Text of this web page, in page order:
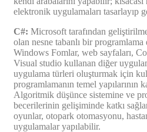
elektronik uygulamaları tasarlayıp
C#: Microsoft tarafından
olan nesne tabanlı bir
Windows Fomlar, web sayfaları,
Visual studio kullanan diğer
uygulama türleri oluşturmak için
programlamanın temel yapılarının
Algoritmik düşünce sistemine ve
becerilerinin gelişiminde katkı
oyunlar, otopark otomasyonu,
uygulamalar yapılabilir.